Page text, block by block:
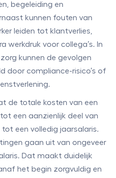
begeleiding en
kunnen fouten van
leiden tot klantverlies,
werkdruk voor collega’s. In
kunnen de gevolgen
door compliance-risico’s of
de totale kosten van een
een aanzienlijk deel van
een volledig jaarsalaris.
gaan uit van ongeveer
Dat maakt duidelijk
het begin zorgvuldig en